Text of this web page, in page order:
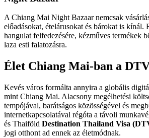
A Chiang Mai Night Bazaar nemcsak
előadásokat, ételárusokat és bárokat is kínál.
hangulat felfedezésére, kézműves termékek
laza esti falatozásra.
Élet Chiang Mai-ban a
Kevés város formálta annyira a globális
mint Chiang Mai. Alacsony megélhetési
tempójával, barátságos közösségével és
internetkapcsolatával régóta a távoli
és Thaiföld Destination Thailand Visa
jogi otthont ad ennek az életmódnak.